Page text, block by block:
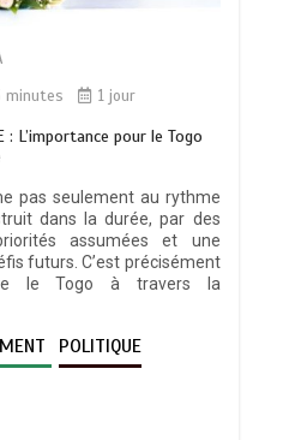
minutes 1 jour
: L’importance pour le Togo
pas seulement au rythme
dans la durée, par des
assumées et une
futurs. C’est précisément
le Togo à travers la
POLITIQUE